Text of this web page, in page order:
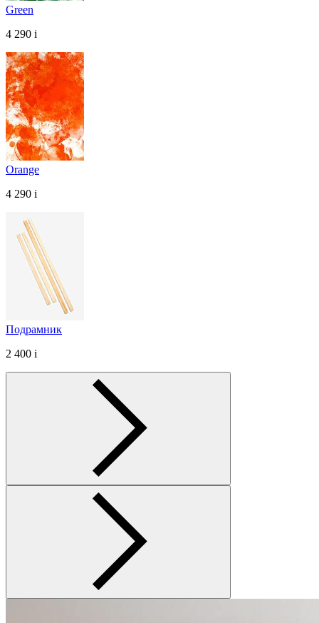
Green
4 290 i
Orange
4 290 i
Подрамник
2 400 i